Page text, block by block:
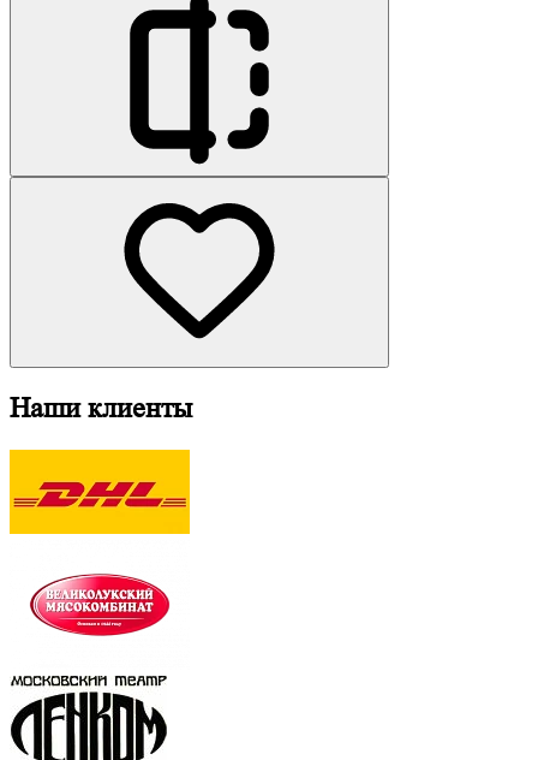
Наши клиенты